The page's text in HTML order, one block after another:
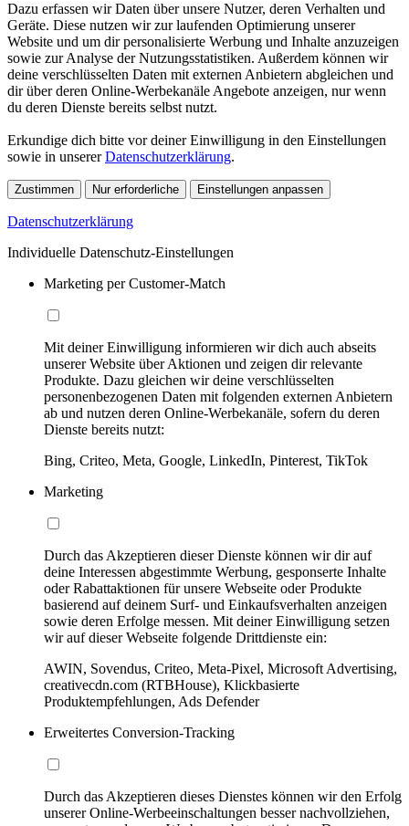
Dazu erfassen wir Daten über unsere Nutzer, deren Verhalten und
Geräte. Diese nutzen wir zur laufenden Optimierung unserer
Website und um dir personalisierte Werbung und Inhalte anzuzeigen
sowie zur Analyse der Nutzungsstatistiken. Außerdem können wir
deine verschlüsselten Daten mit externen Anbietern abgleichen und
dir über deren Online-Werbekanäle Angebote anzeigen, nur wenn
du deren Dienste bereits selbst nutzt.
Erkundige dich bitte vor deiner Einwilligung in den Einstellungen
sowie in unsererDatenschutzerklärung.
Zustimmen Nur erforderliche Einstellungen anpassen
Datenschutzerklärung
Individuelle Datenschutz-Einstellungen
Marketing per Customer-Match
Mit deiner Einwilligung informieren wir dich auch abseits
unserer Website über Aktionen und zeigen dir relevante
Produkte. Dazu gleichen wir deine verschlüsselten
personenbezogenen Daten mit folgenden externen Anbietern
ab und nutzen deren Online-Werbekanäle, sofern du deren
Dienste bereits nutzt:
Bing, Criteo, Meta, Google, LinkedIn, Pinterest, TikTok
Marketing
Durch das Akzeptieren dieser Dienste können wir dir auf
deine Interessen abgestimmte Werbung, gesponserte Inhalte
oder Rabattaktionen für unsere Webseite oder Produkte
basierend auf deinem Surf- und Einkaufsverhalten anzeigen
sowie deren Erfolge messen. Mit deiner Einwilligung setzen
wir auf dieser Webseite folgende Drittdienste ein:
AWIN, Sovendus, Criteo, Meta-Pixel, Microsoft Advertising,
creativecdn.com (RTBHouse), Klickbasierte
Produktempfehlungen, Ads Defender
Erweitertes Conversion-Tracking
Durch das Akzeptieren dieses Dienstes können wir den Erfolg
unserer Online-Werbeeinschaltungen besser nachvollziehen,